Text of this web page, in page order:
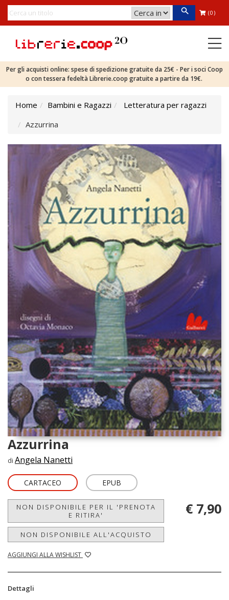
(0)
Per gli acquisti online: spese di spedizione gratuite da 25€ - Per i soci Coop
o con tessera fedeltà Librerie.coop gratuite a partire da 19€.
Home Bambini e Ragazzi
Letteratura per ragazzi
Azzurrina
Azzurrina
di Angela Nanetti
CARTACEO EPUB
NON DISPONIBILE PER IL 'PRENOTA
E RITIRA'
NON DISPONIBILE ALL'ACQUISTO
AGGIUNGI ALLA WISHLIST
€ 7,90
Dettagli